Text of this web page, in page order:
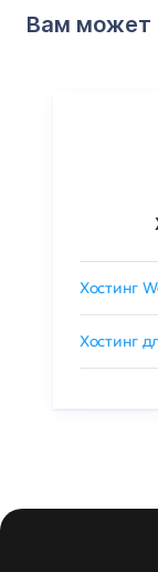
Вам может
Хостинг
Хостинг